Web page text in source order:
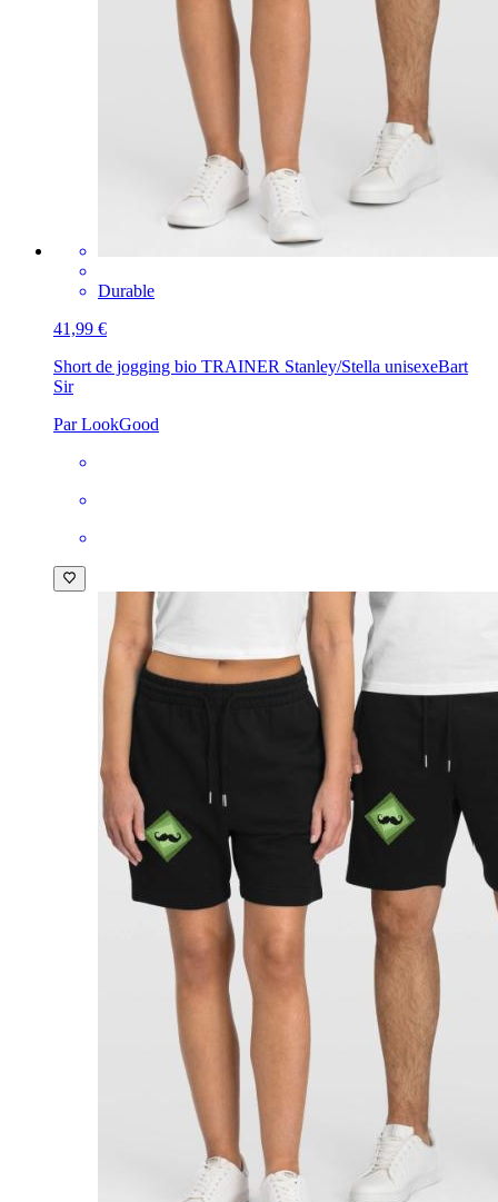
Durable
41,99 €
Short de jogging bio TRAINER Stanley/Stella unisexeBart
Sir
Par LookGood